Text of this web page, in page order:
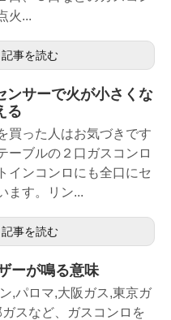
火...
記事を読む
ンサーで火が小さくな
る
買った人はお気づきです
ーブルの２口ガスコンロ
インコンロにも全口にセ
ます。リン...
記事を読む
ーが鳴る意味
,パロマ,大阪ガス,東京ガ
スなど、ガスコンロを